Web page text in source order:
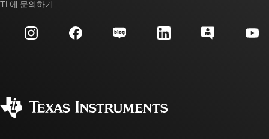
투자 관계
제조
대체품 검색
고객 지원 센터
myTI 계정 FAQ
주문 FAQ
TI 에 문의하기